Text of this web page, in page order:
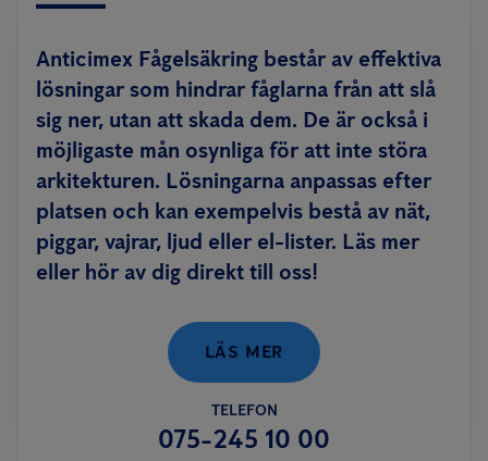
Anticimex Fågelsäkring består av effektiva
lösningar som hindrar fåglarna från att slå
sig ner, utan att skada dem. De är också i
möjligaste mån osynliga för att inte störa
arkitekturen. Lösningarna anpassas efter
platsen och kan exempelvis bestå av nät,
piggar, vajrar, ljud eller el-lister. Läs mer
eller hör av dig direkt till oss!
LÄS MER
TELEFON
075-245 10 00